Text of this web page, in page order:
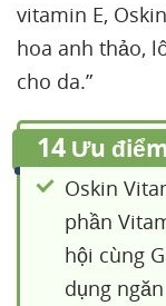
vitamin E,
hoa anh thảo,
cho da.”
14 Ưu điểm
Oskin
phần
hội cùng
dụng